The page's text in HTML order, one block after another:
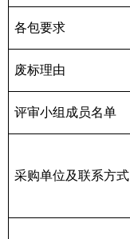
各包要求
废标理由
评审小组成员名单
采购单位及联系方式